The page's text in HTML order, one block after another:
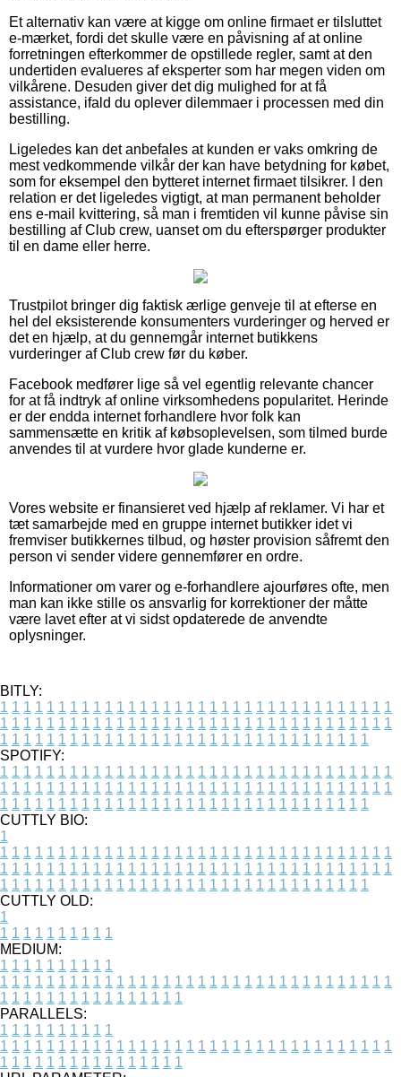
Et alternativ kan være at kigge om online firmaet er tilsluttet
e-mærket, fordi det skulle være en påvisning af at online
forretningen efterkommer de opstillede regler, samt at den
undertiden evalueres af eksperter som har megen viden om
vilkårene. Desuden giver det dig mulighed for at få
assistance, ifald du oplever dilemmaer i processen med din
bestilling.
Ligeledes kan det anbefales at kunden er vaks omkring de
mest vedkommende vilkår der kan have betydning for købet,
som for eksempel den bytteret internet firmaet tilsikrer. I den
relation er det ligeledes vigtigt, at man permanent beholder
ens e-mail kvittering, så man i fremtiden vil kunne påvise sin
bestilling af Club crew, uanset om du efterspørger produkter
til en dame eller herre.
Trustpilot bringer dig faktisk ærlige genveje til at efterse en
hel del eksisterende konsumenters vurderinger og herved er
det en hjælp, at du gennemgår internet butikkens
vurderinger af Club crew før du køber.
Facebook medfører lige så vel egentlig relevante chancer
for at få indtryk af online virksomhedens popularitet. Herinde
er der endda internet forhandlere hvor folk kan
sammensætte en kritik af købsoplevelsen, som tilmed burde
anvendes til at vurdere hvor glade kunderne er.
Vores website er finansieret ved hjælp af reklamer. Vi har et
tæt samarbejde med en gruppe internet butikker idet vi
fremviser butikkernes tilbud, og høster provision såfremt den
person vi sender videre gennemfører en ordre.
Informationer om varer og e-forhandlere ajourføres ofte, men
man kan ikke stille os ansvarlig for korrektioner der måtte
være lavet efter at vi sidst opdaterede de anvendte
oplysninger.
BITLY:
1 1 1 1 1 1 1 1 1 1 1 1 1 1 1 1 1 1 1 1 1 1 1 1 1 1 1 1 1 1 1 1 1 1
1 1 1 1 1 1 1 1 1 1 1 1 1 1 1 1 1 1 1 1 1 1 1 1 1 1 1 1 1 1 1 1 1 1
1 1 1 1 1 1 1 1 1 1 1 1 1 1 1 1 1 1 1 1 1 1 1 1 1 1 1 1 1 1 1 1
SPOTIFY:
1 1 1 1 1 1 1 1 1 1 1 1 1 1 1 1 1 1 1 1 1 1 1 1 1 1 1 1 1 1 1 1 1 1
1 1 1 1 1 1 1 1 1 1 1 1 1 1 1 1 1 1 1 1 1 1 1 1 1 1 1 1 1 1 1 1 1 1
1 1 1 1 1 1 1 1 1 1 1 1 1 1 1 1 1 1 1 1 1 1 1 1 1 1 1 1 1 1 1 1
CUTTLY BIO:
1
1 1 1 1 1 1 1 1 1 1 1 1 1 1 1 1 1 1 1 1 1 1 1 1 1 1 1 1 1 1 1 1 1 1
1 1 1 1 1 1 1 1 1 1 1 1 1 1 1 1 1 1 1 1 1 1 1 1 1 1 1 1 1 1 1 1 1 1
1 1 1 1 1 1 1 1 1 1 1 1 1 1 1 1 1 1 1 1 1 1 1 1 1 1 1 1 1 1 1 1
CUTTLY OLD:
1
1 1 1 1 1 1 1 1 1 1
MEDIUM:
1 1 1 1 1 1 1 1 1 1
1 1 1 1 1 1 1 1 1 1 1 1 1 1 1 1 1 1 1 1 1 1 1 1 1 1 1 1 1 1 1 1 1 1
1 1 1 1 1 1 1 1 1 1 1 1 1 1 1 1
PARALLELS:
1 1 1 1 1 1 1 1 1 1
1 1 1 1 1 1 1 1 1 1 1 1 1 1 1 1 1 1 1 1 1 1 1 1 1 1 1 1 1 1 1 1 1 1
1 1 1 1 1 1 1 1 1 1 1 1 1 1 1 1